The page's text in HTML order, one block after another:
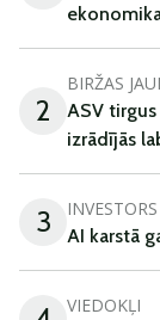
2
BIRŽAS
ASV
izrādījās
3
AI karstā
VIEDOKĻI